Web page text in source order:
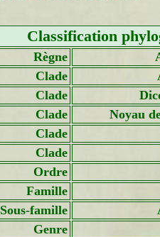
Classification
Règne
Clade
Clade
Clade
Noyau
Clade
Clade
Ordre
Famille
Sous-famille
Genre